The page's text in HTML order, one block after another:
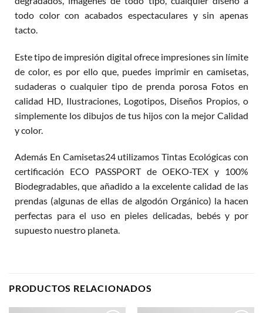
todo color con acabados espectaculares y sin apenas
tacto.
Este tipo de impresión digital ofrece impresiones sin límite
de color, es por ello que, puedes imprimir en camisetas,
sudaderas o cualquier tipo de prenda porosa Fotos en
calidad HD, Ilustraciones, Logotipos, Diseños Propios, o
simplemente los dibujos de tus hijos con la mejor Calidad
y color.
Además En Camisetas24 utilizamos Tintas Ecológicas con
certificación ECO PASSPORT de OEKO-TEX y 100%
Biodegradables, que añadido a la excelente calidad de las
prendas (algunas de ellas de algodón Orgánico) la hacen
perfectas para el uso en pieles delicadas, bebés y por
supuesto nuestro planeta.
PRODUCTOS RELACIONADOS